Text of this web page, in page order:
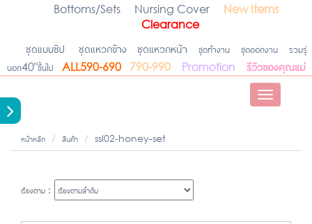
Bottoms/Sets
Nursing Cover
New Items
Clearance
ชุดแบบซิป ชุดแหวกข้าง ชุดแหวกหน้า ชุดทำงาน ชุดออกงาน
รวมรุ่
นอก40"ขึ้นไป
ALL590-690 790-990 Promotion รีวิวของคุณแม่
Toggle
หน้าหลัก สินค้า ssl02-honey-set
เรียงตาม :